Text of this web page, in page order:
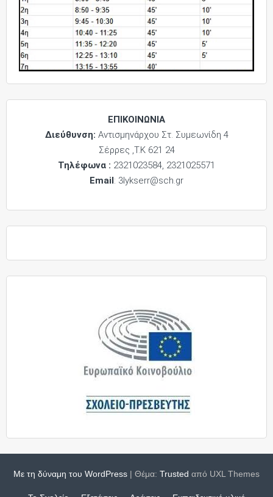
ΕΠΙΚΟΙΝΩΝΙΑ
Διεύθυνση: Αντισμηνάρχου Στ. Συμεωνίδη 4
Σέρρες ,Τ.Κ 621 24
Τηλέφωνα : 2321023584, 2321025571
Email: 3lykserr@sch.gr
Με τη δύναμη του WordPress | Θέμα: Trusted από UXL Themes